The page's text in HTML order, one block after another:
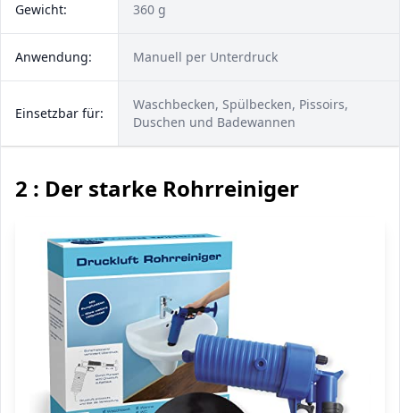
Gewicht: 360 g
Anwendung: Manuell per Unterdruck
Einsetzbar für:
Waschbecken, Spülbecken, Pissoirs,
Duschen und Badewannen
2 : Der starke Rohrreiniger